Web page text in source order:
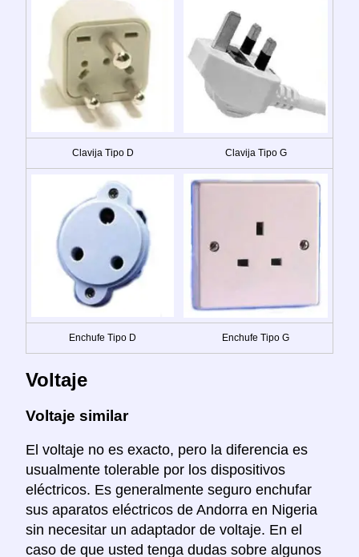
Clavija Tipo D Clavija Tipo G
Enchufe Tipo D Enchufe Tipo G
Voltaje
Voltaje similar
El voltaje no es exacto, pero la diferencia es
usualmente tolerable por los dispositivos
eléctricos. Es generalmente seguro enchufar
sus aparatos eléctricos de Andorra en Nigeria
sin necesitar un adaptador de voltaje. En el
caso de que usted tenga dudas sobre algunos